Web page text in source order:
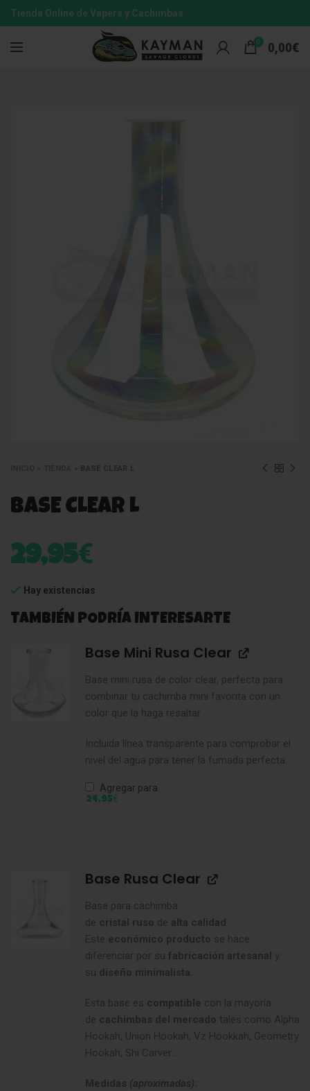
Tienda Online de Vapers y Cachimbas
0 0,00€
BASE CLEAR L
BASE CLEAR L
29,95€
Hay existencias
TAMBIÉN PODRÍA INTERESARTE
Base Mini Rusa Clear
Base mini rusa de color clear, perfecta para
combinar tu cachimba mini favorita con un
color que la haga resaltar.
Incluida línea transparente para comprobar el
nivel del agua para tener la fumada perfecta.
Agregar para
24,95€
Base Rusa Clear
Base para cachimba
de cristal ruso de alta calidad
Este económico producto se hace
diferenciar por su fabricación artesanal y
su diseño minimalista
Esta base es compatible con la mayoría
de cachimbas del mercado tales como Alpha
Hookah, Union Hookah, Vz Hookkah, Geometry
Hookah, Shi Carver...
Medidas (aproximadas)